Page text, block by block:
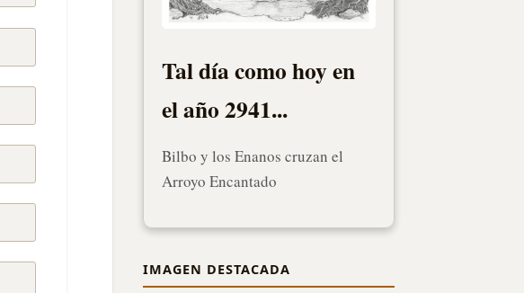
Tal día como hoy en
el año 2941...
Bilbo y los Enanos cruzan el
Arroyo Encantado
IMAGEN DESTACADA